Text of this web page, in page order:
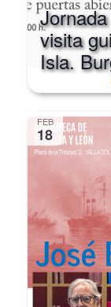
visita
Isla.
FEB
Featured